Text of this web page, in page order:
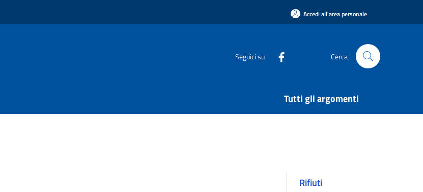
Accedi all'area personale
Seguici su Cerca
Tutti gli argomenti
Rifiuti